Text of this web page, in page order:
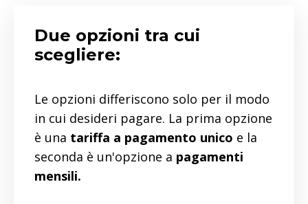
Due opzioni tra cui
scegliere:
Le opzioni differiscono solo per il modo
in cui desideri pagare. La prima opzione
è una tariffa a pagamento unico e la
seconda è un'opzione a pagamenti
mensili.